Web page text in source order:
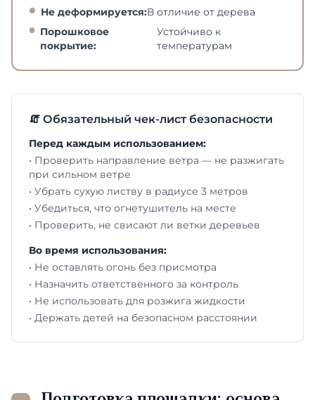
Не деформируется:В отличие от дерева
Порошковое
покрытие:
Устойчиво к
температурам
🧯 Обязательный чек-лист безопасности
Перед каждым использованием:
• Проверить направление ветра — не разжигать
при сильном ветре
• Убрать сухую листву в радиусе 3 метров
• Убедиться, что огнетушитель на месте
• Проверить, не свисают ли ветки деревьев
Во время использования:
• Не оставлять огонь без присмотра
• Назначить ответственного за контроль
• Не использовать для розжига жидкости
• Держать детей на безопасном расстоянии